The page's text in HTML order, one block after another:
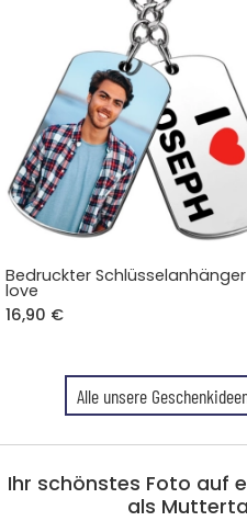
Bedruckter Schlüsselanhänger
love
16,90 €
Alle unsere
Ihr schönstes Foto auf
als